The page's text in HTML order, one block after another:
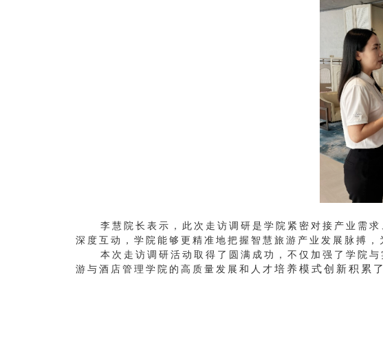
李慧院长表示，此次走访调研是学院紧密对接产业需
深度互动，学院能够更精准地把握智慧旅游产业发展脉搏
本次走访调研活动取得了圆满成功，不仅加强了学院
游与酒店管理学院的高质量发展和人才培养模式创新积累